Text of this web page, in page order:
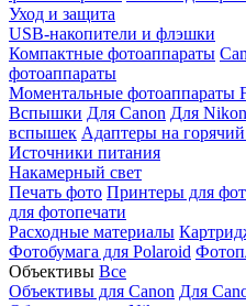
Уход и защита
USB-накопители и флэшки
Компактные фотоаппараты
фотоаппараты
Моментальные фотоаппараты
Вспышки Для Canon Для Nikon
вспышек Адаптеры на
Источники питания
Накамерный свет
Печать фото Принтеры для
для фотопечати
Расходные материалы
Фотобумага для Polaroid
Объективы Все
Объективы для Canon Для